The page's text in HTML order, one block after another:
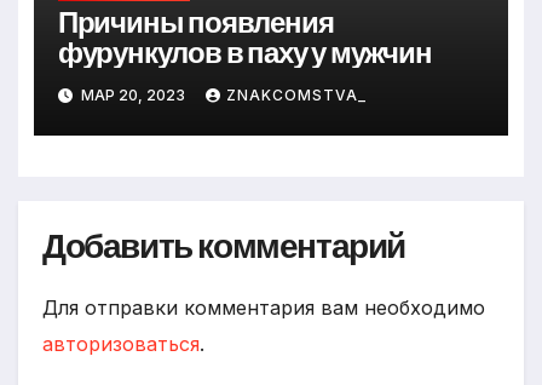
Причины появления
фурункулов в паху у мужчин
МАР 20, 2023 ZNAKCOMSTVA_
Добавить комментарий
Для отправки комментария вам необходимо
авторизоваться.